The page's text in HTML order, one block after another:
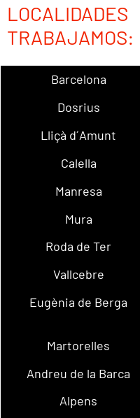
TRABAJAMOS:
Barcelona
Dosrius
Lliçà d´Amunt
Calella
Manresa
Mura
Roda de Ter
Vallcebre
Eugènia de Berga
Martorelles
Andreu de la Barca
Alpens